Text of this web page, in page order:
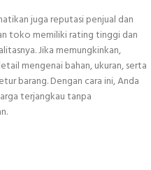
juga reputasi penjual dan
toko memiliki rating tinggi dan
Jika memungkinkan,
mengenai bahan, ukuran, serta
barang. Dengan cara ini, Anda
terjangkau tanpa